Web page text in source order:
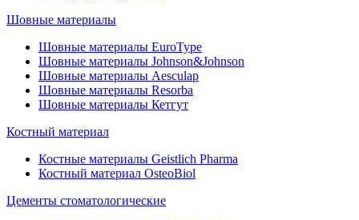
Шовные материалы
Шовные материалы EuroType
Шовные материалы Johnson&Johnson
Шовные материалы Aesculap
Шовные материалы Resorba
Шовные материалы Кетгут
Костный материал
Костные материалы Geistlich Pharma
Костный материал OsteoBiol
Цементы стоматологические